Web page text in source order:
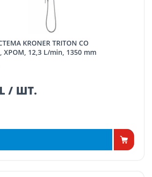
12,3 L/min, 1350 mm
/ ШТ.